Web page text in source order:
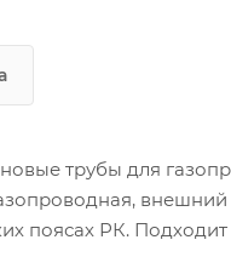
трубы для
поясах РК.